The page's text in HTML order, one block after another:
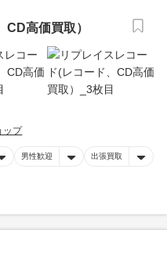
高価買取）
ップ
男性歓迎 出張買取